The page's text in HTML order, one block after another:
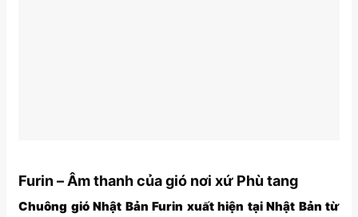
Furin – Âm thanh của gió nơi xứ Phù tang
Chuông gió Nhật Bản Furin xuất hiện tại Nhật Bản từ